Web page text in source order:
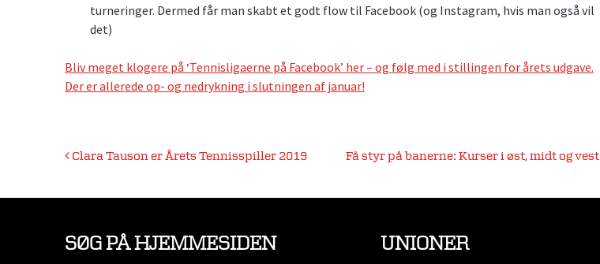
turneringer. Dermed får man skabt et godt flow til Facebook (og Instagram, hvis man også vil
det)
Bliv meget klogere på ‘Tennisligaerne på Facebook’ her – og følg med i stillingen for årets udgave.
Der er allerede op- og nedrykning i slutningen af januar!
Indlægsnavigation
Clara Tauson er Årets Tennisspiller 2019 Få styr på banerne: Kurser i øst, midt og vest
SØG PÅ HJEMMESIDEN UNIONER